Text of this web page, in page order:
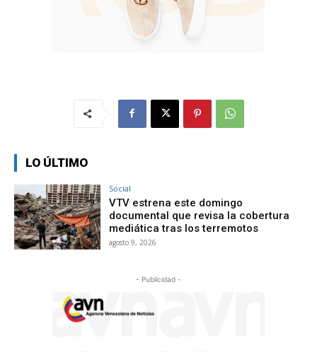
LO ÚLTIMO
Social
VTV estrena este domingo
documental que revisa la cobertura
mediática tras los terremotos
agosto 9, 2026
- Publicidad -